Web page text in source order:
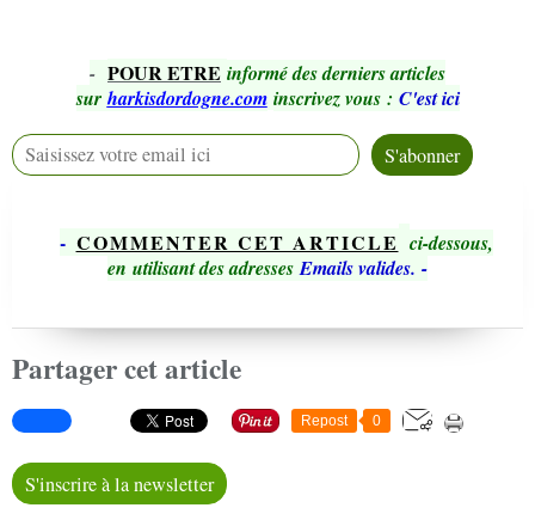
- POUR ETRE informé des derniers articles
sur harkisdordogne.com inscrivez vous : C'est ici
- COMMENTER CET ARTICLE ci-dessous,
en utilisant des adressesEmails valides. -
Partager cet article
Repost 0
S'inscrire à la newsletter